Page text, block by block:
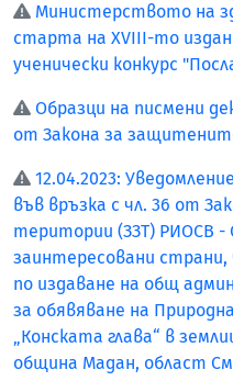
Министерството на
старта на XVIII-то
ученически конкурс
Образци на писмени
от Закона за
12.04.2023:
във връзка с чл. 36 от
територии (ЗЗТ) РИОСВ -
заинтересовани
по издаване на общ
за обявяване на
„Конската глава“ в
община Мадан, област